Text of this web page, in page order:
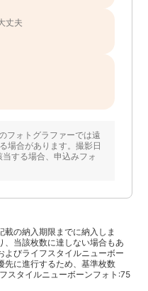
丈夫
フォトグラファーでは遠
場合があります。撮影日
する場合、申込みフォ
の納入期限までに納入しま
、当該枚数に達しない場合もあ
よびライフスタイルニューボー
先に進行するため、基準枚数
スタイルニューボーンフォト:75